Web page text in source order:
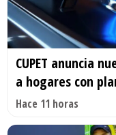
CUPET anuncia
a hogares con
Hace 11 horas